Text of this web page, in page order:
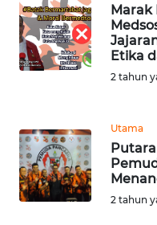
Marak
Etika
2 tahun
Utama
2 tahun
TANJUNG
LESUNG
WN
WN
SIMALUNGUN
WN
LABUHANBATU